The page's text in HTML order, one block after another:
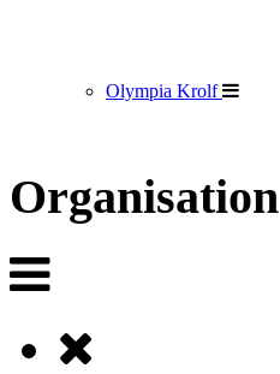
Olympia Krolf
Organisation